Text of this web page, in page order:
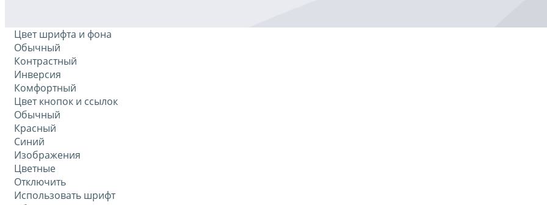
Цвет шрифта и фона
Обычный
Контрастный
Инверсия
Комфортный
Цвет кнопок и ссылок
Обычный
Красный
Синий
Изображения
Цветные
Отключить
Использовать шрифт